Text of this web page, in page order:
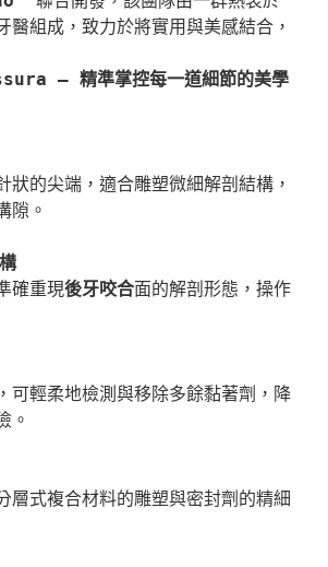
醫組成，致力於將實用與美感結合，
— 精準掌控每一道細節的美學
狀的尖端，適合雕塑微細解剖結構，
隙。
確重現後牙咬合面的解剖形態，操作
可輕柔地檢測與移除多餘黏著劑，降
。
層式複合材料的雕塑與密封劑的精細